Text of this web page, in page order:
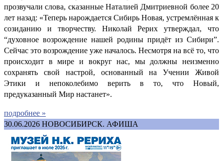
прозвучали слова, сказанные Наталией Дмитриевной более 20
лет назад: «Теперь нарождается Сибирь Новая, устремлённая к
созиданию и творчеству. Николай Рерих утверждал, что
“духовное возрождение нашей родины придёт из Сибири”.
Сейчас это возрождение уже началось. Несмотря на всё то, что
происходит в мире и вокруг нас, мы должны неизменно
сохранять свой настрой, основанный на Учении Живой
Этики и непоколебимо верить в то, что Новый,
предуказанный Мир настанет».
подробнее »
30.06.2026 НОВОСИБИРСК. АФИША